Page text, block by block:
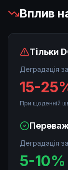
Вплив
Тільки
Деградація
15-
При щоденній
Деградація
5-10%